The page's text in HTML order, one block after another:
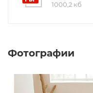
1000,2 кб
Фотографии